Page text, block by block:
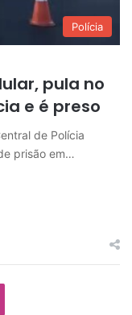
Polícia
pula no
e é preso
de Polícia
prisão em…